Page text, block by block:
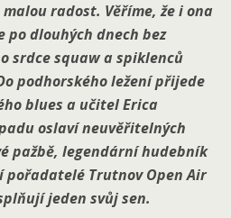
radost. Věříme, že i ona
po dlouhých dnech bez
srdce squaw a spiklenců
podhorského ležení přijede
blues a učitel Erica
oslaví neuvěřitelných
pažbě, legendární hudebník
pořadatelé Trutnov Open Air
jeden svůj sen.